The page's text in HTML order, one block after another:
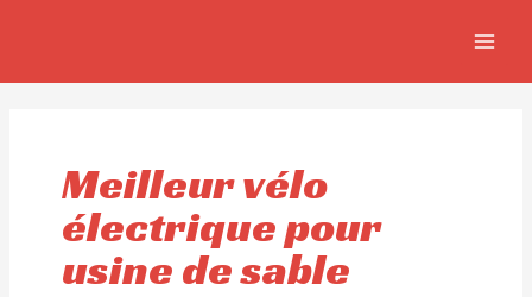
Meilleur vélo
électrique pour
usine de sable